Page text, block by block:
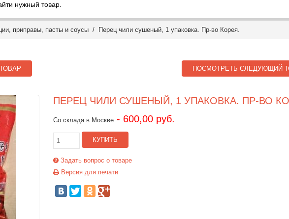
нужный товар.
приправы, пасты и соусы / Перец чили сушеный, 1 упаковка. Пр-во Корея.
ПОСМОТРЕТЬ СЛЕДУЮЩИЙ
ПЕРЕЦ ЧИЛИ СУШЕНЫЙ, 1 УПАКОВКА. ПР-ВО
Со склада в Москве - 600,00 руб.
КУПИТЬ
Задать вопрос о товаре
Версия для печати